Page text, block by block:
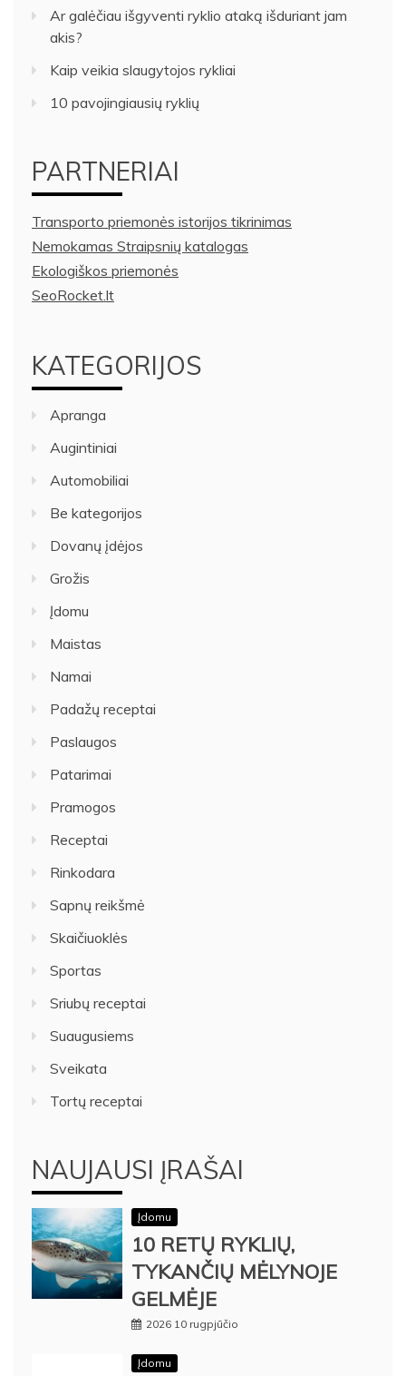
Ar galėčiau išgyventi ryklio ataką išduriant jam
akis?
Kaip veikia slaugytojos rykliai
10 pavojingiausių ryklių
PARTNERIAI
Transporto priemonės istorijos tikrinimas
Nemokamas Straipsnių katalogas
Ekologiškos priemonės
SeoRocket.lt
KATEGORIJOS
Apranga
Augintiniai
Automobiliai
Be kategorijos
Dovanų įdėjos
Grožis
Įdomu
Maistas
Namai
Padažų receptai
Paslaugos
Patarimai
Pramogos
Receptai
Rinkodara
Sapnų reikšmė
Skaičiuoklės
Sportas
Sriubų receptai
Suaugusiems
Sveikata
Tortų receptai
NAUJAUSI ĮRAŠAI
Įdomu
10 RETŲ RYKLIŲ,
TYKANČIŲ MĖLYNOJE
GELMĖJE
2026 10 rugpjūčio
Įdomu